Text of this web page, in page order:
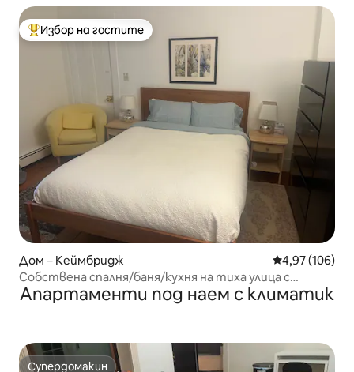
Най-популярен избор на гостите
Избор на гостите
Дом – Кеймбридж Средна
4,97 (106)
Собствена спалня/баня/кухня на тиха улица с
дървета
Апартаменти под наем с климатик
Супердомакин